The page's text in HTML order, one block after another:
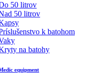
50 litrov
50 litrov
k batohom
na batohy
equipment